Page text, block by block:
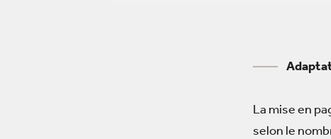
––––
La mise en
selon le